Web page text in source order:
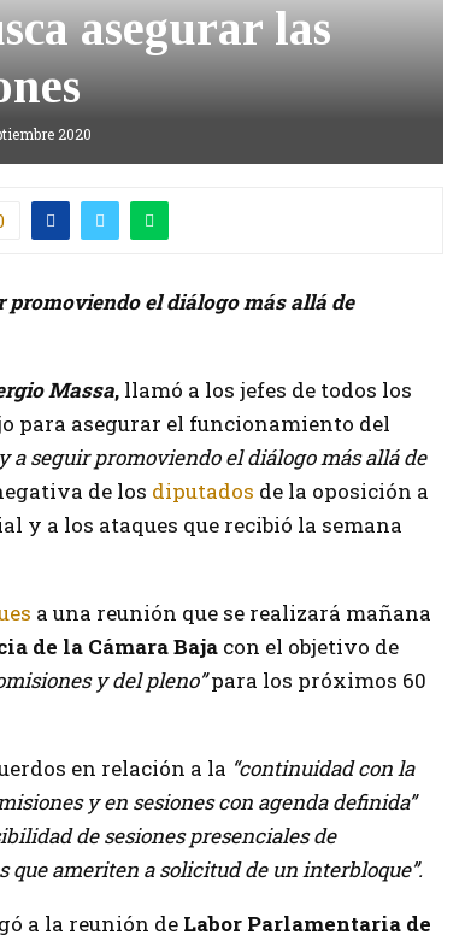
asegurar las
2020
promoviendo el diálogo más allá de
Massa, llamó a los jefes de todos los
para asegurar el funcionamiento del
a seguir promoviendo el diálogo más allá de
de los diputados de la oposición a
y a los ataques que recibió la semana
a una reunión que se realizará mañana
de la Cámara Baja con el objetivo de
y del pleno”para los próximos 60
en relación a la “continuidad con la
y en sesiones con agenda definida”
de sesiones presenciales de
ameriten a solicitud de un interbloque”.
a la reunión de Labor Parlamentaria de